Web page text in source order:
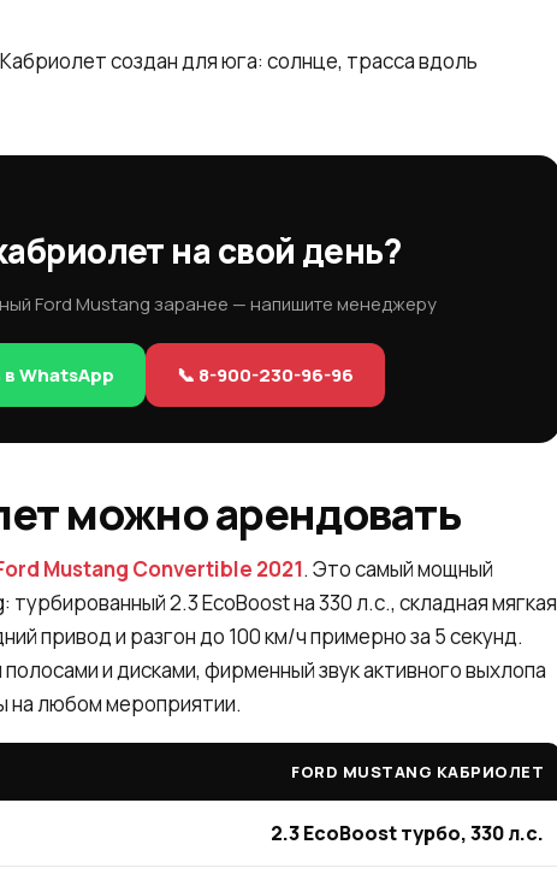
Кабриолет создан для юга: солнце, трасса вдоль
на свой день?
Ford Mustang заранее — напишите менеджеру
WhatsApp 📞 8-900-230-96-96
можно арендовать
Mustang Convertible 2021. Это самый мощный
2.3 EcoBoost на 330 л.с., складная мягкая
привод и разгон до 100 км/ч примерно за 5 секунд.
и дисками, фирменный звук активного выхлопа
на любом мероприятии.
FORD MUSTANG КАБРИОЛЕТ
2.3 EcoBoost турбо, 330 л.с.